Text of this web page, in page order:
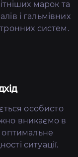
марок та
і гальмівних
систем.
особисто
вникаємо в
оптимальне
ситуації.